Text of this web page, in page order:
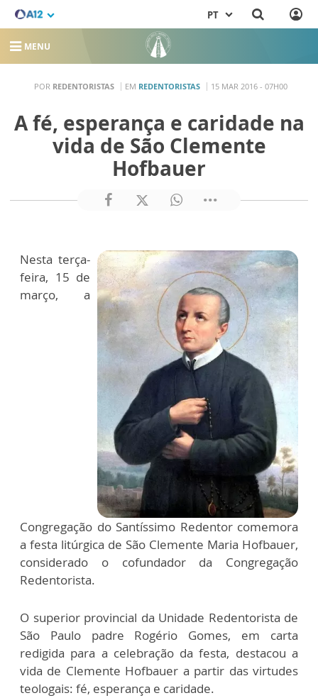
PT
MENU
POR REDENTORISTAS EM REDENTORISTAS 15 MAR 2016 - 07H00
A fé, esperança e caridade na
vida de São Clemente
Hofbauer
Nesta terça-
feira, 15 de
março, a
Congregação do Santíssimo Redentor comemora
a festa litúrgica de São Clemente Maria Hofbauer,
considerado o cofundador da Congregação
Redentorista.
O superior provincial da Unidade Redentorista de
São Paulo padre Rogério Gomes, em carta
redigida para a celebração da festa, destacou a
vida de Clemente Hofbauer a partir das virtudes
teologais: fé, esperança e caridade.